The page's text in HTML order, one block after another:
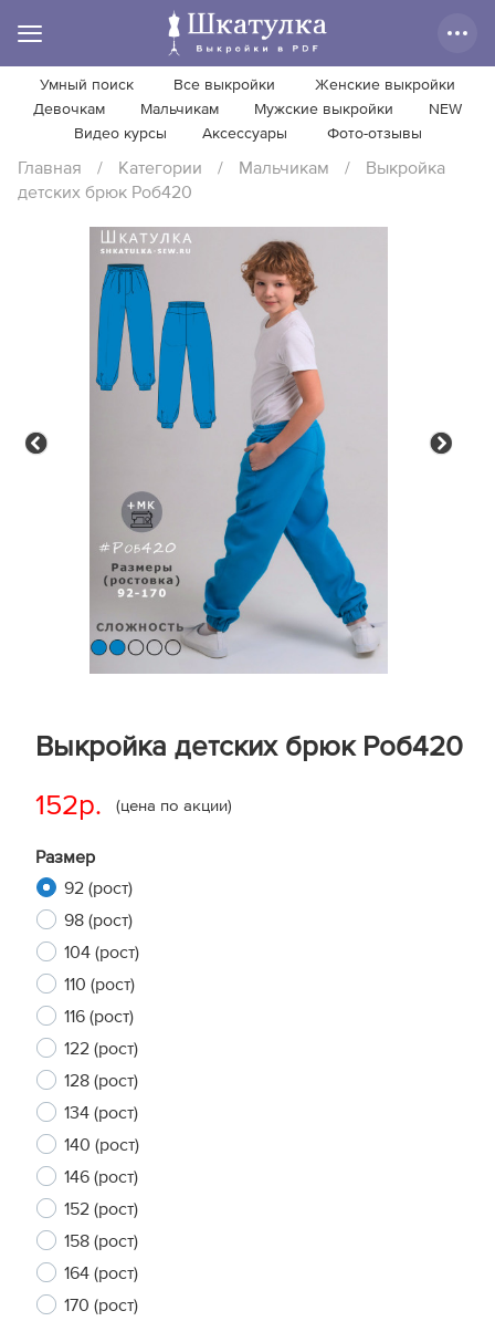
Умный поиск Все выкройки
Женские выкройки
Девочкам
Мальчикам Мужские выкройки
NEW
Видео курсы
Аксессуары Фото-отзывы
Главная / Категории / Мальчикам /
Выкройка
детских брюк Роб420
Выкройка детских брюк Роб420
152р. (цена по акции)
Размер
92 (рост)
98 (рост)
104 (рост)
110 (рост)
116 (рост)
122 (рост)
128 (рост)
134 (рост)
140 (рост)
146 (рост)
152 (рост)
158 (рост)
164 (рост)
170 (рост)